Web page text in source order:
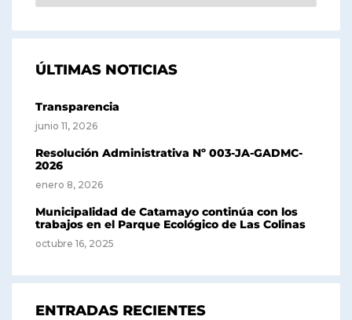
ÚLTIMAS NOTICIAS
Transparencia
junio 11, 2026
Resolución Administrativa Nº 003-JA-GADMC-
2026
enero 8, 2026
Municipalidad de Catamayo continúa con los
trabajos en el Parque Ecológico de Las Colinas
octubre 16, 2025
ENTRADAS RECIENTES